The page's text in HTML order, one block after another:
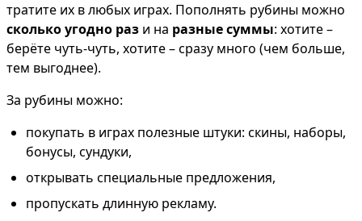
сколько угодно раз и на разные суммы: хотите –
берёте чуть-чуть, хотите – сразу много (чем больше,
тем выгоднее).
За рубины можно:
покупать в играх полезные штуки: скины, наборы,
бонусы, сундуки,
открывать специальные предложения,
пропускать длинную рекламу.